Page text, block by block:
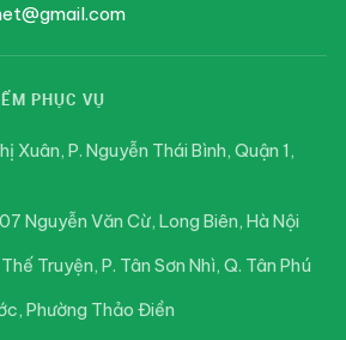
PHỤC VỤ
Xuân, P. Nguyễn Thái Bình, Quận 1,
Nguyễn Văn Cừ, Long Biên, Hà Nội
Truyện, P. Tân Sơn Nhì, Q. Tân Phú
Phường Thảo Điền